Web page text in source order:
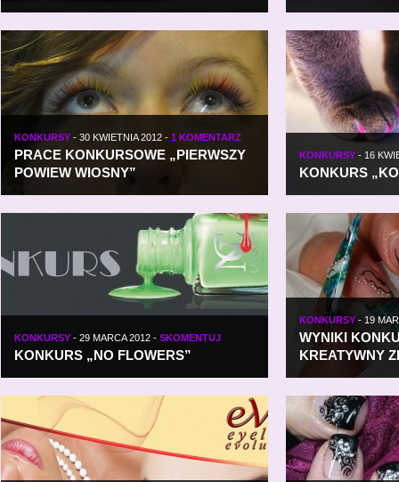
KONKURSY - 30 KWIETNIA 2012 - 1 KOMENTARZ
PRACE KONKURSOWE „PIERWSZY
POWIEW WIOSNY”
KONKURSY - 16
KONKURS
KONKURSY - 29 MARCA 2012 - SKOMENTUJ
KONKURS „NO FLOWERS”
KONKURSY - 19
WYNIKI
KREATYWNY